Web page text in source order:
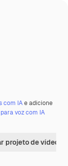
com IAe adicione
voz com IA
projeto de vídeo